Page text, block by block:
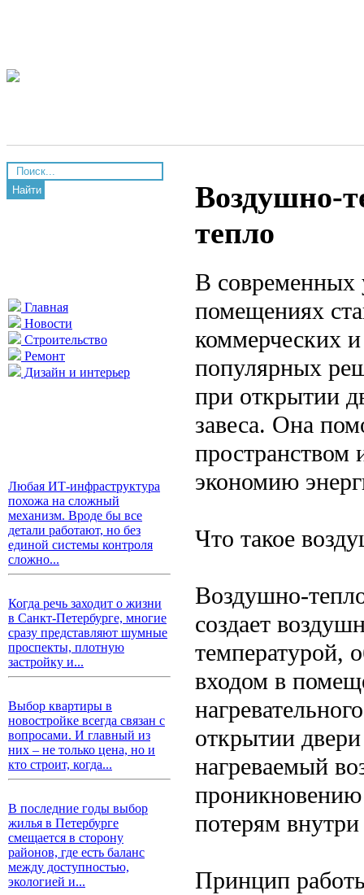
Найти
Главная
Новости
Строительство
Ремонт
Дизайн и интерьер
Любая ИТ-инфраструктура
похожа на сложный
механизм. Вроде бы все
детали работают, но без
единой системы контроля
сложно...
Когда речь заходит о жизни
в Санкт-Петербурге, многие
сразу представляют шумные
проспекты, плотную
застройку и...
Выбор квартиры в
новостройке всегда связан с
вопросами. И главный из
них – не только цена, но и
кто строит, когда...
В последние годы выбор
жилья в Петербурге
смещается в сторону
районов, где есть баланс
между доступностью,
экологией и...
Воздушно-
тепло
В современных
помещениях
коммерческих
популярных
при открытии
завеса. Она
пространством
экономию
Что такое
Воздушно-
создает
температурой,
входом в
открытии
нагреваемый
проникновению
потерям
Принцип